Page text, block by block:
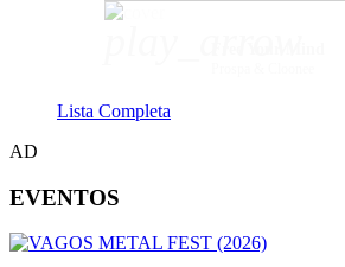
Lista Completa
AD
EVENTOS